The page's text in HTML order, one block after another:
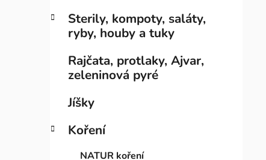
l
Sterily, kompoty, saláty,
ryby, houby a tuky
Rajčata, protlaky, Ajvar,
zeleninová pyré
Jíšky
Koření
NATUR koření